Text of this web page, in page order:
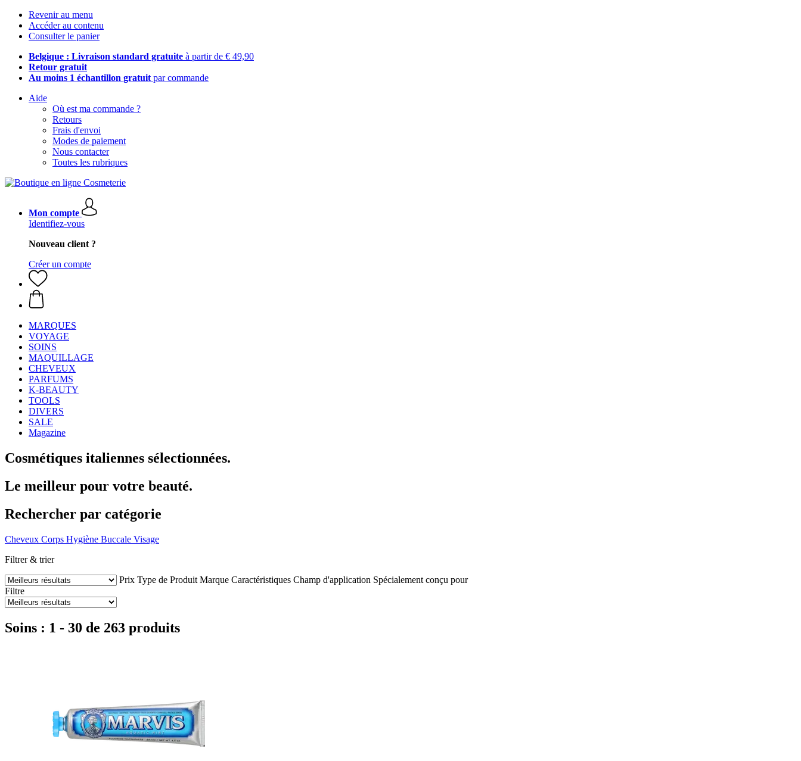
Revenir au menu
Accéder au contenu
Consulter le panier
Belgique : Livraison standard gratuite à partir de € 49,90
Retour gratuit
Au moins 1 échantillon gratuit par commande
Aide
Où est ma commande ?
Retours
Frais d'envoi
Modes de paiement
Nous contacter
Toutes les rubriques
Mon compte
Identifiez-vous
Nouveau client ?
Créer un compte
MARQUES
VOYAGE
SOINS
MAQUILLAGE
CHEVEUX
PARFUMS
K-BEAUTY
TOOLS
DIVERS
SALE
Magazine
Cosmétiques italiennes sélectionnées.
Le meilleur pour votre beauté.
Rechercher par catégorie
Cheveux Corps Hygiène Buccale Visage
Filtrer & trier
Prix Type de Produit Marque Caractéristiques Champ d'application Spécialement conçu pour
Filtre
Soins : 1 - 30 de 263 produits